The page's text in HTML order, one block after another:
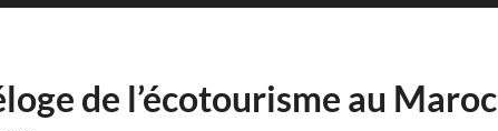
de l’écotourisme au Maroc